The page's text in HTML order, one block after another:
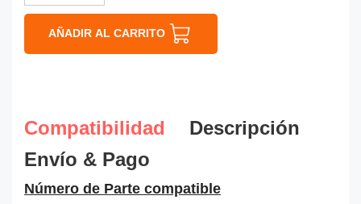
AÑADIR AL CARRITO
Compatibilidad
Descripción
Envío & Pago
Número de Parte compatible